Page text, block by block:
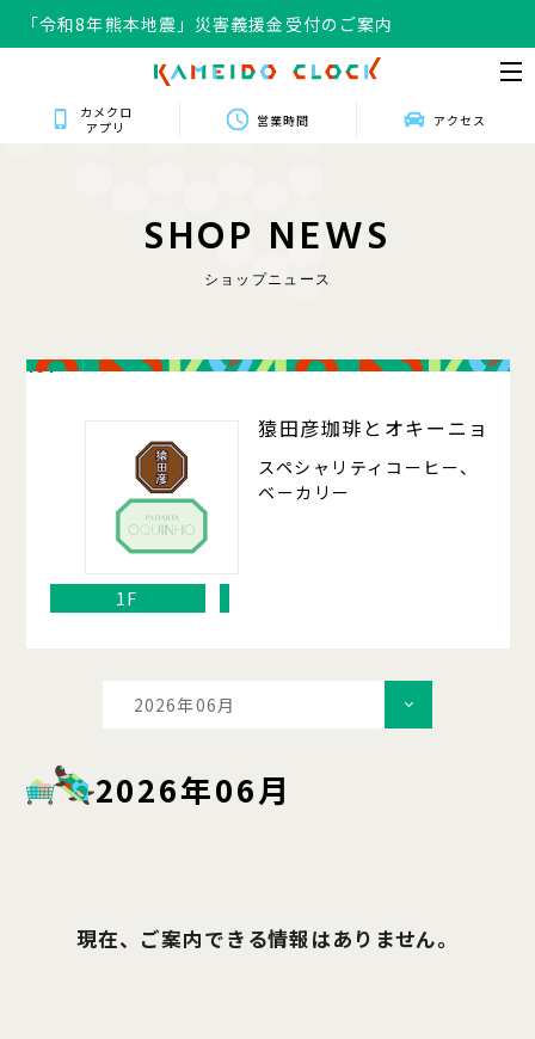
「令和8年熊本地震」災害義援金受付のご案内
カメクロ
アプリ
営業時間 アクセス
SHOP NEWS
ショップニュース
101
猿田彦珈琲とオキーニョ
スペシャリティコーヒー、
ベーカリー
1F
2026年06月
2026年06月
現在、ご案内できる情報はありません。